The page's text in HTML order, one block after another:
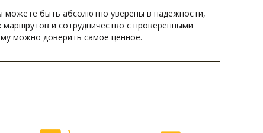
можете быть абсолютно уверены в надежности,
и сотрудничество с проверенными
можно доверить самое ценное.